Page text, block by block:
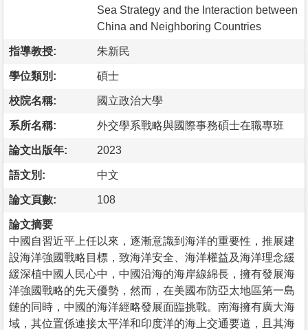
Sea Strategy and the Interaction between
China and Neighboring Countries
指導教授: 朱新民
學位類別: 碩士
校院名稱: 國立政治大學
系所名稱: 外交學系戰略與國際事務碩士在職專班
論文出版年: 2023
語文別: 中文
論文頁數: 108
論文摘要
中國自習近平上任以來，逐漸意識到海洋的重要性，推展建
設海洋強國戰略目標，致海洋安全、海洋權益及海洋理念緩
緩深植中國人民心中，中國沿海的海岸線綿長，擁有發展海
洋強國戰略的先天優勢，然而，在美國布防亞太地區第一島
鏈的同時，中國的海洋經略發展面臨挑戰。南海擁有廣大海
域，其位置係連接太平洋和印度洋的海上交通要道，且其海